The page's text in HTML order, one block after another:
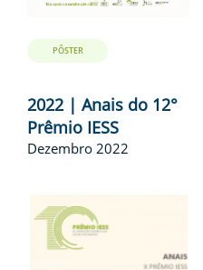
PÔSTER
2022 | Anais do 12°
Prêmio IESS
Dezembro 2022